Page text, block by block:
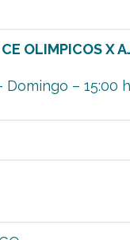
CE OLIMPICOS X
Domingo –